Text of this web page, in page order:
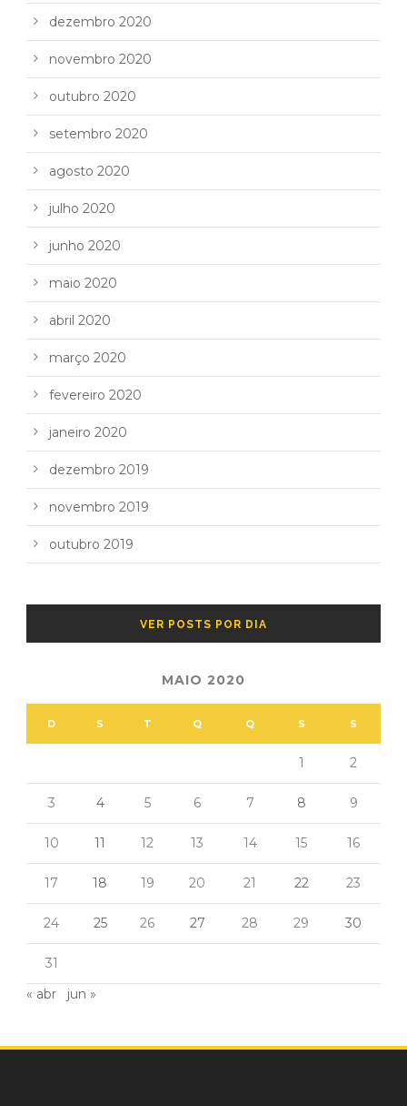
dezembro 2020
novembro 2020
outubro 2020
setembro 2020
agosto 2020
julho 2020
junho 2020
maio 2020
abril 2020
março 2020
fevereiro 2020
janeiro 2020
dezembro 2019
novembro 2019
outubro 2019
VER POSTS POR DIA
MAIO 2020
D S T Q Q S S
1 2
3 4 5 6 7 8 9
10 11 12 13 14 15 16
17 18 19 20 21 22 23
24 25 26 27 28 29 30
31
« abr
jun »